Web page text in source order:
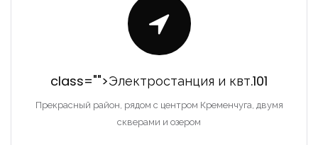
class="">Электростанция и квт.101
Прекрасный район, рядом с центром Кременчуга, двумя
скверами и озером